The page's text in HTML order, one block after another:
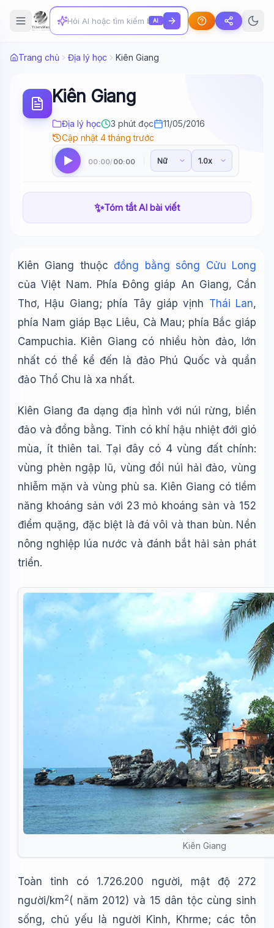
AI
Trang chủ Địa lý học Kiên Giang
Kiên Giang
Địa lý học 3 phút đọc
11/05/2016
Cập nhật 4 tháng trước
00:00/ 00:00
✨Tóm tắt AI bài viết
Kiên Giang thuộcđồng bằng sông Cửu Long
của Việt Nam. Phía Đông giáp An Giang, Cần
Thơ, Hậu Giang; phía Tây giáp vịnh Thái Lan,
phía Nam giáp Bạc Liêu, Cà Mau; phía Bắc giáp
Campuchia. Kiên Giang có nhiều hòn đảo, lớn
nhất có thể kể đến là đảo Phú Quốc và quần
đảo Thổ Chu là xa nhất.
Kiên Giang đa dạng địa hình với núi rừng, biển
đảo và đồng bằng. Tỉnh có khí hậu nhiệt đới gió
mùa, ít thiên tai. Tại đây có 4 vùng đất chính:
vùng phèn ngập lũ, vùng đồi núi hải đảo, vùng
nhiễm mặn và vùng phù sa. Kiên Giang có tiềm
năng khoáng sản với 23 mỏ khoáng sản và 152
điểm quặng, đặc biệt là đá vôi và than bùn. Nền
nông nghiệp lúa nước và đánh bắt hải sản phát
triển.
Kiên Giang
Toàn tỉnh có 1.726.200 người, mật độ 272
người/km2 ( năm 2012) và 15 dân tộc cùng sinh
sống, chủ yếu là người Kinh, Khrme; các tôn